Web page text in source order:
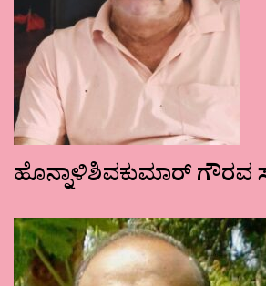
ಹೊನ್ನಾಳಿಶಿವಕುಮಾರ್ ಗೌರವ